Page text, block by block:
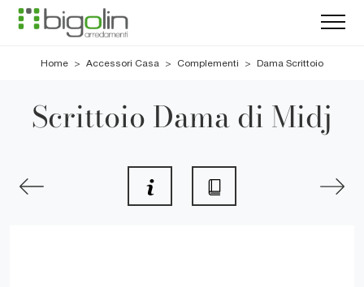
Home > Accessori Casa > Complementi > Dama Scrittoio
Scrittoio Dama di Midj